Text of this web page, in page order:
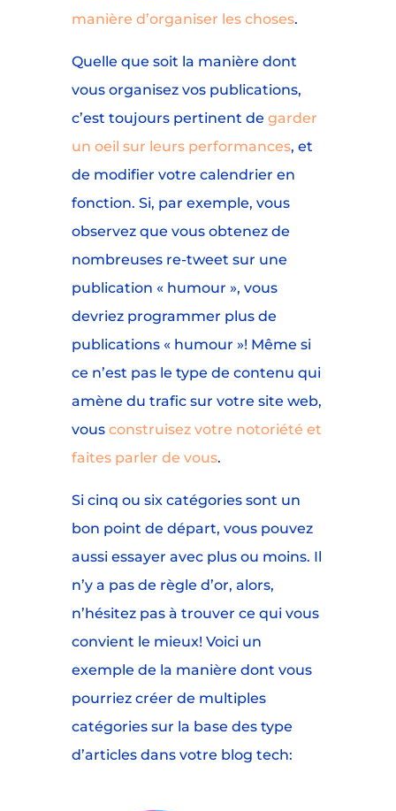
manière d’organiser les choses.
Quelle que soit la manière dont
vous organisez vos publications,
c’est toujours pertinent de garder
un oeil sur leurs performances, et
de modifier votre calendrier en
fonction. Si, par exemple, vous
observez que vous obtenez de
nombreuses re-tweet sur une
publication « humour », vous
devriez programmer plus de
publications « humour »! Même si
ce n’est pas le type de contenu qui
amène du trafic sur votre site web,
vous construisez votre notoriété et
faites parler de vous.
Si cinq ou six catégories sont un
bon point de départ, vous pouvez
aussi essayer avec plus ou moins. Il
n’y a pas de règle d’or, alors,
n’hésitez pas à trouver ce qui vous
convient le mieux! Voici un
exemple de la manière dont vous
pourriez créer de multiples
catégories sur la base des type
d’articles dans votre blog tech: